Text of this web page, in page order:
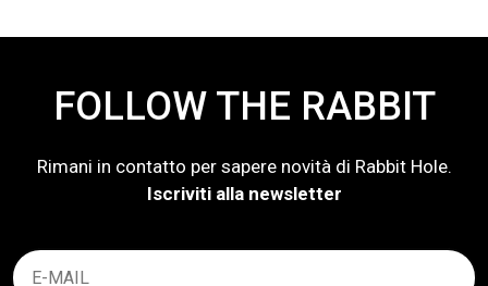
FOLLOW THE RABBIT
Rimani in contatto per sapere novità di Rabbit Hole.
Iscriviti alla newsletter
Email